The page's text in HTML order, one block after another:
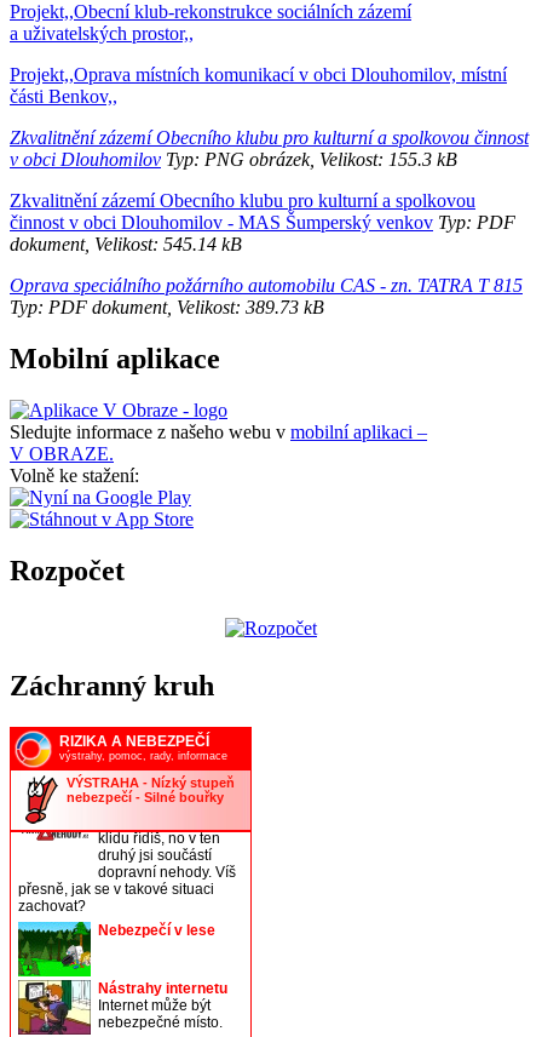
Projekt,,Obecní klub-rekonstrukce sociálních zázemí
a uživatelských prostor,,
Projekt,,Oprava místních komunikací v obci Dlouhomilov, místní
části Benkov,,
Zkvalitnění zázemí Obecního klubu pro kulturní a spolkovou činnost
v obci Dlouhomilov Typ: PNG obrázek, Velikost: 155.3 kB
Zkvalitnění zázemí Obecního klubu pro kulturní a spolkovou
činnost v obci Dlouhomilov - MAS Šumperský venkov Typ: PDF
dokument, Velikost: 545.14 kB
Oprava speciálního požárního automobilu CAS - zn. TATRA T 815
Typ: PDF dokument, Velikost: 389.73 kB
Mobilní aplikace
Sledujte informace z našeho webu v mobilní aplikaci –
V OBRAZE.
Volně ke stažení:
Rozpočet
Záchranný kruh